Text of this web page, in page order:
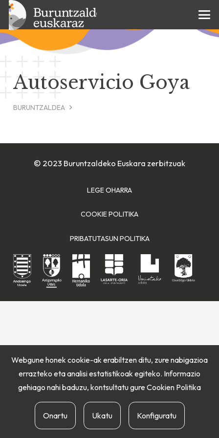
Autoservicio Goya
BURUNTZALDEA
© 2023 Buruntzaldeko Euskara zerbitzuak
LEGE OHARRA
COOKIE POLITIKA
PRIBATUTASUN POLITIKA
Webgune honek cookie-ak erabiltzen ditu, zure nabigazioa
errazteko eta analisi estatistikoak egiteko. Informazio
gehiago nahi baduzu, kontsultatu gure Cookien Politika
Onartu Ukatu Konfiguratu